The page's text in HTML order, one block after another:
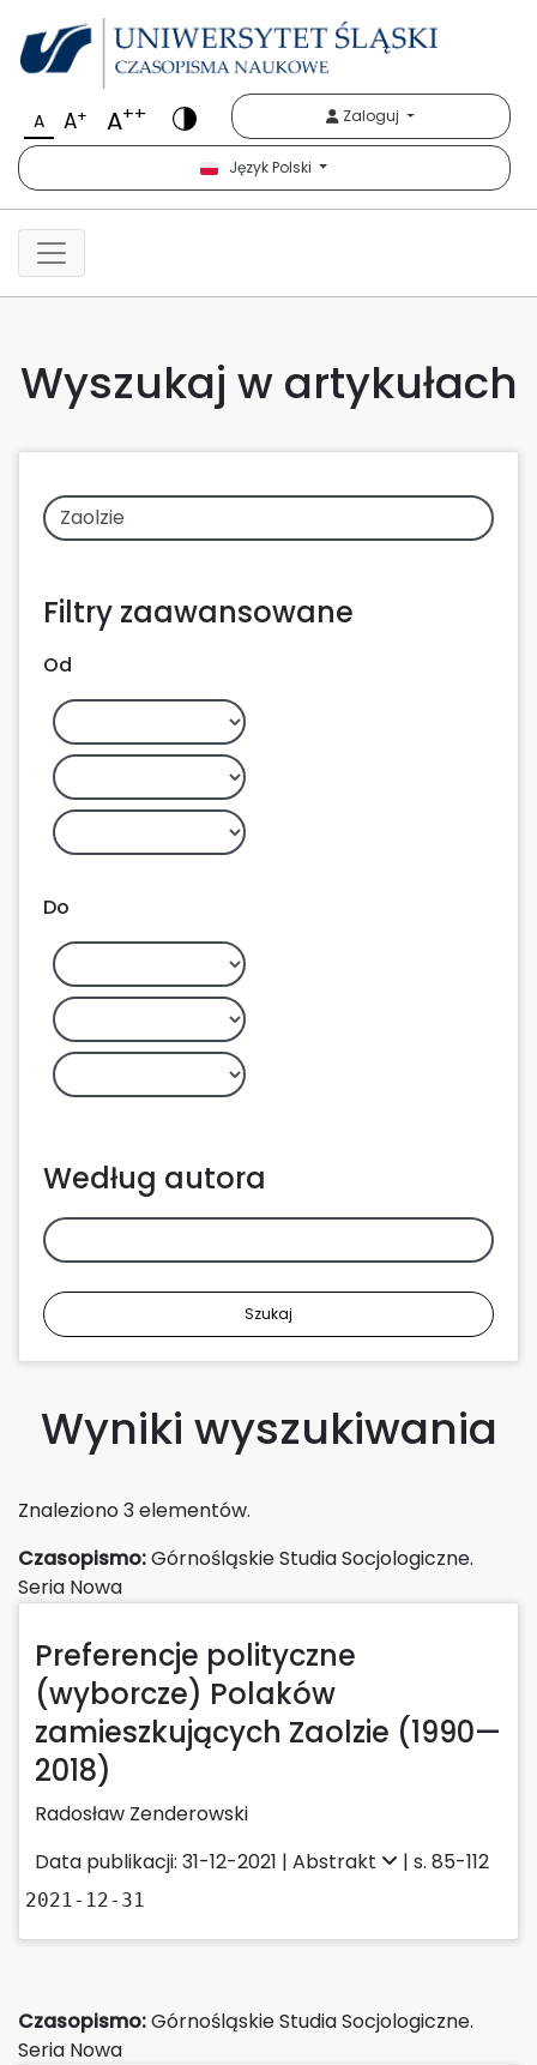
A A+ A++ Zaloguj
Język Polski
Wyszukaj w artykułach
Filtry zaawansowane
Od
Do
Według autora
Szukaj
Wyniki wyszukiwania
Znaleziono 3 elementów.
Czasopismo:Górnośląskie Studia Socjologiczne.
Seria Nowa
Preferencje polityczne
(wyborcze) Polaków
zamieszkujących Zaolzie (1990—
2018)
Radosław Zenderowski
Data publikacji: 31-12-2021 | Abstrakt | s. 85-112
2021-12-31
Czasopismo:Górnośląskie Studia Socjologiczne.
Seria Nowa